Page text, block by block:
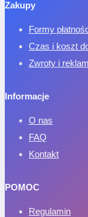
Zakupy
Formy
Czas i koszt
Zwroty i
Informacje
O nas
FAQ
Kontakt
POMOC
Regulamin